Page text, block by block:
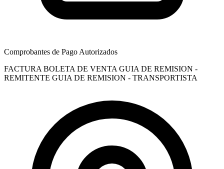
Comprobantes de Pago Autorizados
FACTURA BOLETA DE VENTA GUIA DE REMISION -
REMITENTE GUIA DE REMISION - TRANSPORTISTA